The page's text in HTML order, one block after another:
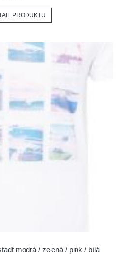
PRODUKTU
modrá / zelená / pink / bílá